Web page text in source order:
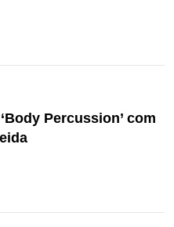
Percussion’ com